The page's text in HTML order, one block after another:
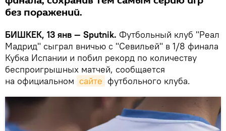
без поражений.
БИШКЕК, 13 янв — Sputnik. Футбольный клуб "Реал
Мадрид" сыграл вничью с "Севильей" в 1/8 финала
Кубка Испании и побил рекорд по количеству
беспроигрышных матчей, сообщается
на официальном сайте футбольного клуба.